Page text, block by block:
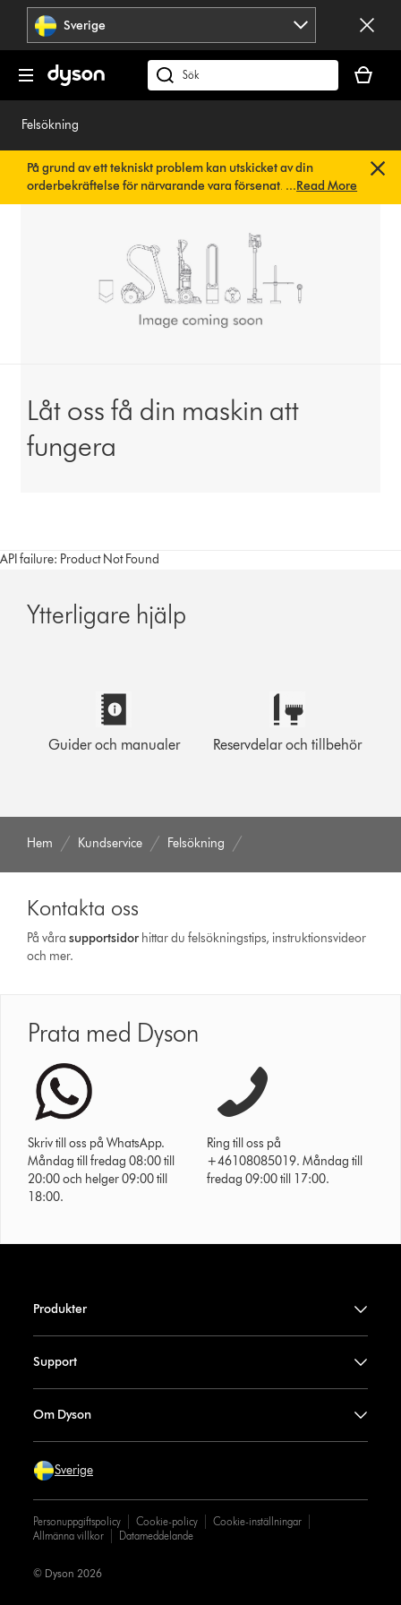
Hoppa
navigering
Sverige
Sök
på
är
tom
Felsökning
På grund av ett tekniskt problem kan utskicket av din
orderbekräftelse för närvarande vara försenat. Vi arbetar
redan på en snabb lösning.Du behöver inte göra någonting.
...Read More
Låt oss få din maskin att
fungera
API failure: Product Not Found
Ytterligare hjälp
Guider och manualer Reservdelar och tillbehör
Hem Kundservice Felsökning
Kontakta oss
På vårasupport­sidor hittar du felsökningstips, instruktionsvideor
och mer.
Prata med Dyson
Skriv till oss på WhatsApp.
Måndag till fredag 08:00 till
20:00 och helger 09:00 till
18:00.
Ring till oss på
+46108085019. Måndag till
fredag 09:00 till 17:00.
Produkter
Support
Om Dyson
Sverige
Personuppgiftspolicy Cookie-policy
Cookie-inställningar
Allmänna villkor
Datameddelande
© Dyson 2026